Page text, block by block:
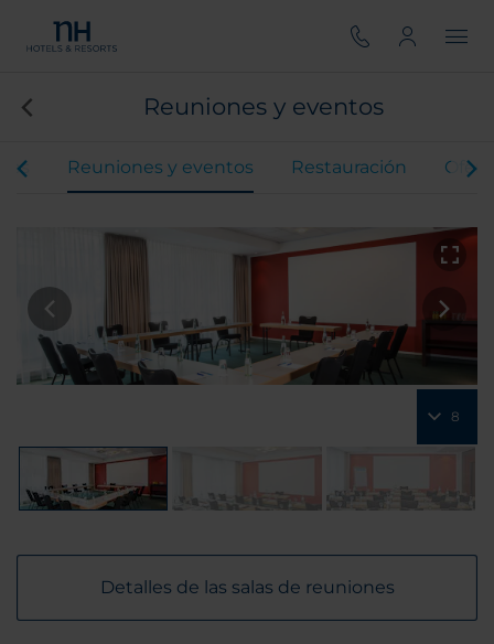
Reuniones y eventos
Reuniones y eventos Restauración
8
Detalles de las salas de reuniones